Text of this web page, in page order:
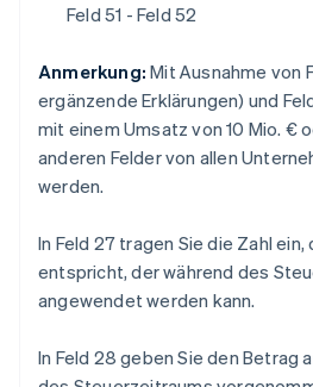
Feld 51 - Feld 52
Anmerkung: Mit Ausnahme von
ergänzende Erklärungen) und
mit einem Umsatz von 10 Mio. €
anderen Felder von allen
werden.
In Feld 27 tragen Sie die Zahl
entspricht, der während des
angewendet werden kann.
In Feld 28 geben Sie den Betrag